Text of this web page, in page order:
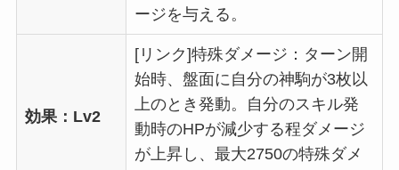
ージを与える。
効果：Lv2
[リンク]特殊ダメージ：ターン開
始時、盤面に自分の神駒が3枚以
上のとき発動。自分のスキル発
動時のHPが減少する程ダメージ
が上昇し、最大2750の特殊ダメ